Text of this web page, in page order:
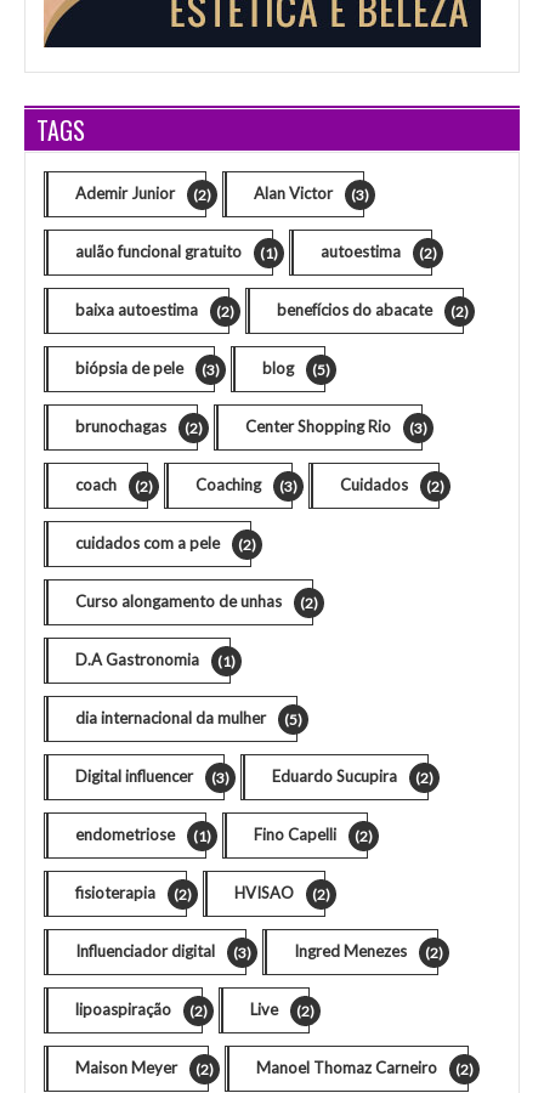
TAGS
Ademir Junior (2) Alan Victor (3)
aulão funcional gratuito (1) autoestima (2)
baixa autoestima (2) benefícios do abacate (2)
biópsia de pele (3) blog (5)
brunochagas (2) Center Shopping Rio (3)
coach (2) Coaching (3) Cuidados (2)
cuidados com a pele (2)
Curso alongamento de unhas (2)
D.A Gastronomia (1)
dia internacional da mulher (5)
Digital influencer (3) Eduardo Sucupira (2)
endometriose (1) Fino Capelli (2)
fisioterapia (2) HVISAO (2)
Influenciador digital (3) Ingred Menezes (2)
lipoaspiração (2) Live (2)
Maison Meyer (2) Manoel Thomaz Carneiro (2)